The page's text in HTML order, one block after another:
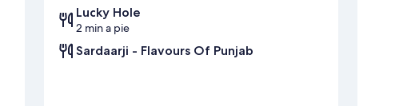
Lucky Hole
2 min a pie
Sardaarji - Flavours Of Punjab